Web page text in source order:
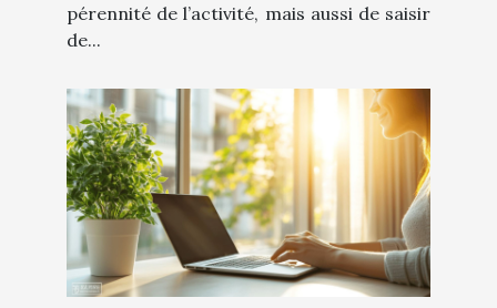
pérennité de l’activité, mais aussi de saisir
de...